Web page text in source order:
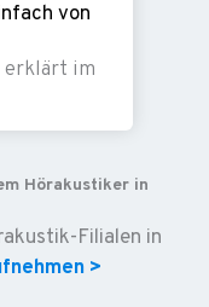
von
erklärt im
Hörakustiker in
Filialen in
>